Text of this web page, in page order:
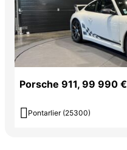
Porsche 911, 99 990 €
 Pontarlier (25300)